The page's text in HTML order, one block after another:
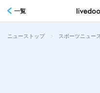
一覧
ニューストップ > スポーツニュース